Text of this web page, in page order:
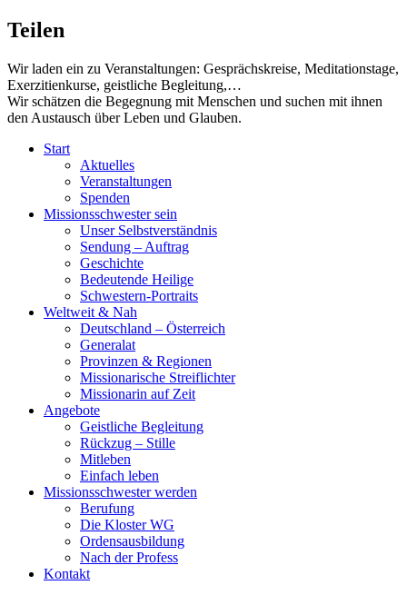
Teilen
Wir laden ein zu Veranstaltungen: Gesprächskreise, Meditationstage,
Exerzitienkurse, geistliche Begleitung,…
Wir schätzen die Begegnung mit Menschen und suchen mit ihnen
den Austausch über Leben und Glauben.
Start
Aktuelles
Veranstaltungen
Spenden
Missionsschwester sein
Unser Selbstverständnis
Sendung – Auftrag
Geschichte
Bedeutende Heilige
Schwestern-Portraits
Weltweit & Nah
Deutschland – Österreich
Generalat
Provinzen & Regionen
Missionarische Streiflichter
Missionarin auf Zeit
Angebote
Geistliche Begleitung
Rückzug – Stille
Mitleben
Einfach leben
Missionsschwester werden
Berufung
Die Kloster WG
Ordensausbildung
Nach der Profess
Kontakt